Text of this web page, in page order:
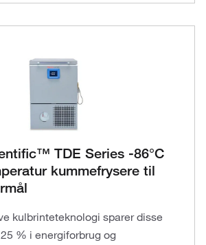
TDE Series -86°C
kummefrysere til
kulbrinteteknologi sparer disse
% i energiforbrug og